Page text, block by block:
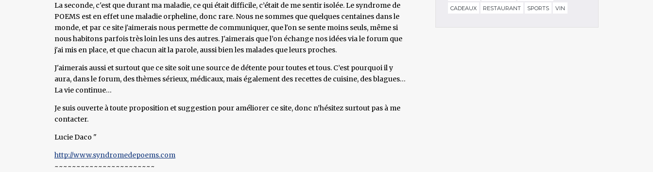
La seconde, c'est que durant ma maladie, ce qui était difficile, c’était de me sentir isolée. Le syndrome de
POEMS est en effet une maladie orpheline, donc rare. Nous ne sommes que quelques centaines dans le
monde, et par ce site j'aimerais nous permette de communiquer, que l'on se sente moins seuls, même si
nous habitons parfois très loin les uns des autres. J'aimerais que l’on échange nos idées via le forum que
j'ai mis en place, et que chacun ait la parole, aussi bien les malades que leurs proches.
J'aimerais aussi et surtout que ce site soit une source de détente pour toutes et tous. C’est pourquoi il y
aura, dans le forum, des thèmes sérieux, médicaux, mais également des recettes de cuisine, des blagues…
La vie continue…
Je suis ouverte à toute proposition et suggestion pour améliorer ce site, donc n’hésitez surtout pas à me
contacter.
Lucie Daco "
http://www.syndromedepoems.com
~~~~~~~~~~~~~~~~~~~~~~~
CADEAUX
RESTAURANT SPORTS VIN